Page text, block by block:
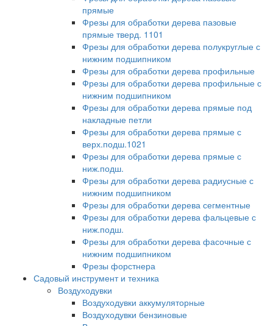
прямые
Фрезы для обработки дерева пазовые
прямые тверд. 1101
Фрезы для обработки дерева полукруглые с
нижним подшипником
Фрезы для обработки дерева профильные
Фрезы для обработки дерева профильные с
нижним подшипником
Фрезы для обработки дерева прямые под
накладные петли
Фрезы для обработки дерева прямые с
верх.подш.1021
Фрезы для обработки дерева прямые с
ниж.подш.
Фрезы для обработки дерева радиусные с
нижним подшипником
Фрезы для обработки дерева сегментные
Фрезы для обработки дерева фальцевые с
ниж.подш.
Фрезы для обработки дерева фасочные с
нижним подшипником
Фрезы форстнера
Садовый инструмент и техника
Воздуходувки
Воздуходувки аккумуляторные
Воздуходувки бензиновые